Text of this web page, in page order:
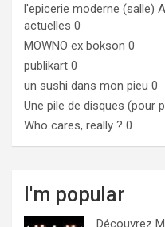
l'epicerie moderne (salle)
actuelles 0
MOWNO ex bokson 0
publikart 0
un sushi dans mon pieu 0
Une pile de disques (pour
Who cares, really ? 0
I'm popular
Découvrez